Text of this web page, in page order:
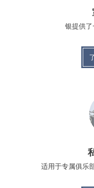
银提供
适用于专属俱乐